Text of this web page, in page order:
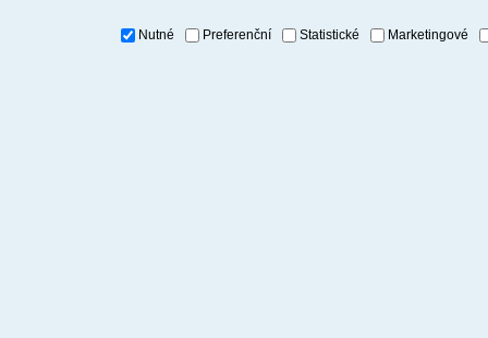
Nutné Preferenční Statistické Marketingové